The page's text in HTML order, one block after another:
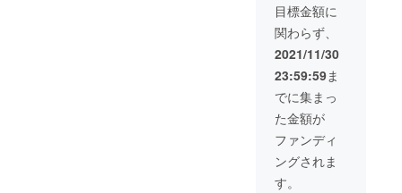
す。ご
希望の
日程や
アクセ
クは後
日メー
ルにて
ご連絡
いたし
ます ※
有効期
アルタ
イムで
マレー
グマの
様子を
Zoomで
ボルネ
オから
お送り
しま
す。日
本語訳
目標金額に
関わらず、
2021/11/30
23:59:59ま
でに集まっ
た金額が
ファンディ
ングされま
す。